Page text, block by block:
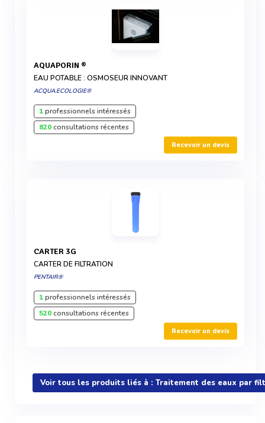
AQUAPORIN ®
EAU POTABLE : OSMOSEUR INNOVANT
ACQUA.ECOLOGIE®
1professionnels intéressés
820consultations récentes
Recevoir un devis
CARTER 3G
CARTER DE FILTRATION
PENTAIR®
1professionnels intéressés
520consultations récentes
Recevoir un devis
Voir tous les produits liés à : Traitement des eaux par